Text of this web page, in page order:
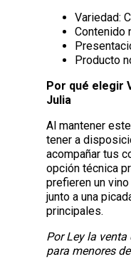
Variedad:
Contenido
Producto
Por qué elegir
Julia
Al mantener
tener a
acompañar tus
opción técnica
prefieren un
junto a una
principales.
Por Ley la
para menores